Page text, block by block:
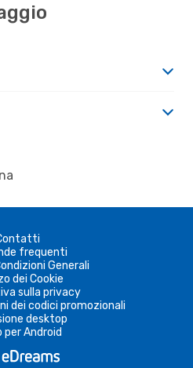
frequenti
Generali
dei Cookie
sulla privacy
dei codici promozionali
desktop
per Android